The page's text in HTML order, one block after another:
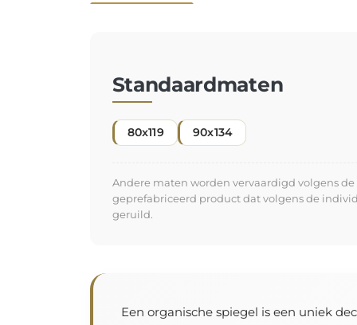
Standaardmaten
80x119 90x134
Andere maten worden vervaardigd volgens
geprefabriceerd product dat volgens de
geruild.
Een organische spiegel is een uniek